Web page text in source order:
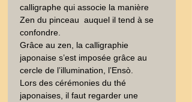
calligraphe qui associe la manière
Zen du pinceau  auquel il tend à se
confondre.
Grâce au zen, la calligraphie
japonaise s’est imposée grâce au
cercle de l’illumination, l’Ensò.
Lors des cérémonies du thé
japonaises, il faut regarder une